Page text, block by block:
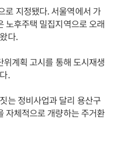
로 지정됐다. 서울역에서 가
노후주택 밀집지역으로 오래
다.
계획 고시를 통해 도시재생
.
는 정비사업과 달리 용산구
자체적으로 개량하는 주거환